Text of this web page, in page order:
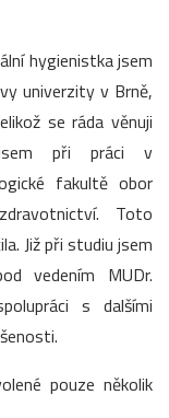
hygienistka jsem
univerzity v Brně,
se ráda věnuji
jsem při práci v
fakultě obor
Toto
Již při studiu jsem
vedením MUDr.
s dalšími
pouze několik